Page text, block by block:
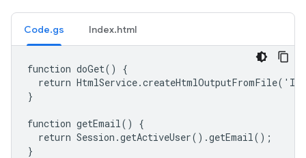
Code.gs Index.html
function doGet() {
return
}
function getEmail() {
  return Session.getActiveUser().getEmail();
}